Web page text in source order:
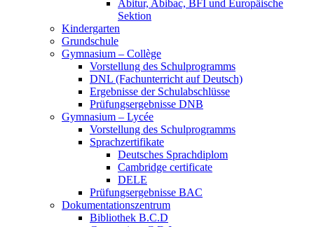
Abitur, Abibac, BFI und Europäische
Sektion
Kindergarten
Grundschule
Gymnasium – Collège
Vorstellung des Schulprogramms
DNL (Fachunterricht auf Deutsch)
Ergebnisse der Schulabschlüsse
Prüfungsergebnisse DNB
Gymnasium – Lycée
Vorstellung des Schulprogramms
Sprachzertifikate
Deutsches Sprachdiplom
Cambridge certificate
DELE
Prüfungsergebnisse BAC
Dokumentationszentrum
Bibliothek B.C.D